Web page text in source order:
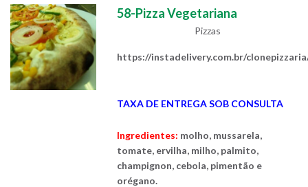
58-Pizza Vegetariana
Pizzas
https://instadelivery.com.br/
TAXA DE ENTREGA SOB CONSULTA
Ingredientes: molho, mussarela,
tomate, ervilha, milho, palmito,
champignon, cebola, pimentão e
orégano.